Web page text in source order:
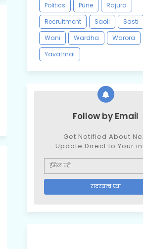
Politics
Pune
Rajura
Recruitment
Saoli
Sasti
Wani
Wardha
Warora
Yavatmal
Follow by Email
Get Notified About
Update Direct to Your